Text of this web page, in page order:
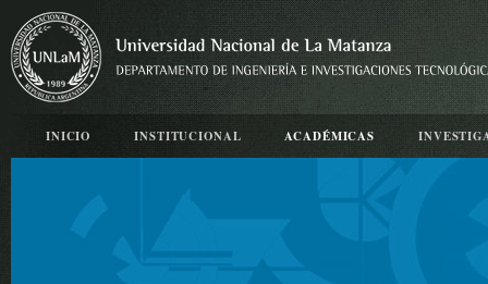
INICIO INSTITUCIONAL ACADÉMICAS